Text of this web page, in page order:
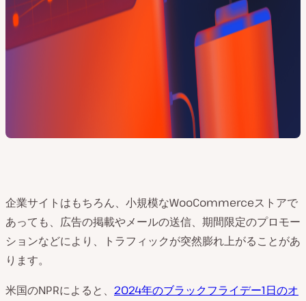
企業サイトはもちろん、小規模なWooCommerceストアで
あっても、広告の掲載やメールの送信、期間限定のプロモー
ションなどにより、トラフィックが突然膨れ上がることがあ
ります。
米国のNPRによると、 2024年のブラックフライデー1日のオ